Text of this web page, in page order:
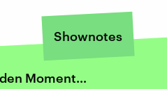
Shownotes
Moment…